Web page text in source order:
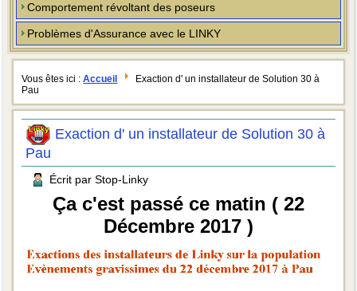
Comportement révoltant des poseurs
Problèmes d'Assurance avec le LINKY
Vous êtes ici :Accueil
Exaction d' un installateur de Solution 30 à
Pau
Exaction d' un installateur de Solution 30 à
Pau
Écrit par Stop-Linky
Ça c'est passé ce matin ( 22
Décembre 2017 )